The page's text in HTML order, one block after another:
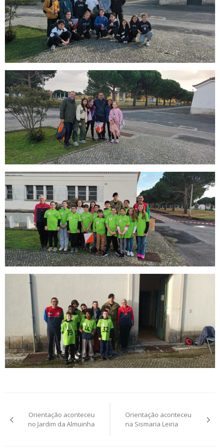
navigation
Orientação aconteceu
no Jardim da Almuinha
Orientação aconteceu
na Sismaria Leiria